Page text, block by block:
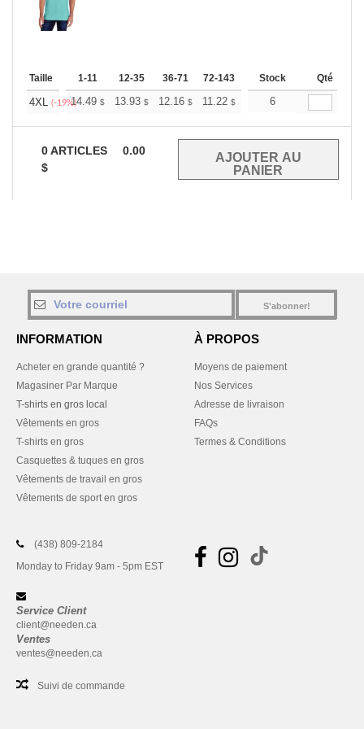
Taille 1-11 12-35 36-71 72-143 144-287 288 +
Stock Qté
4XL (-19%)14.49 $ 13.93 $ 12.16 $ 11.22 $ 10.66
6
0ARTICLES
0.00
$
S'abonner!
INFORMATION
Acheter en grande quantité ?
Magasiner Par Marque
T-shirts en gros local
Vêtements en gros
T-shirts en gros
Casquettes & tuques en gros
Vêtements de travail en gros
Vêtements de sport en gros
À PROPOS
Moyens de paiement
Nos Services
Adresse de livraison
FAQs
Termes & Conditions
(438) 809-2184
Monday to Friday 9am - 5pm EST
Service Client
client@needen.ca
Ventes
ventes@needen.ca
Suivi de commande